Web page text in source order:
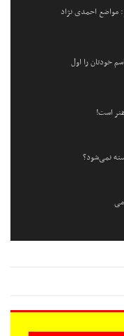
مواضع احمدی نژاد
خودتان را اول
است!
نمی‌شود؟